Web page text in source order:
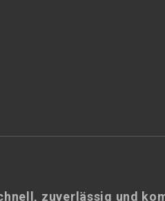
zuverlässig und